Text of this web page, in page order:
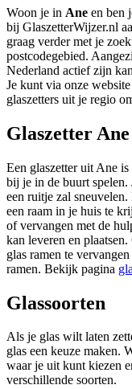
Woon je in Ane en ben
bij GlaszetterWijzer.nl
graag verder met je
postcodegebied.
Nederland actief zijn
Je kunt via onze
glaszetters uit je regio
Glaszetter Ane
Een glaszetter uit Ane
bij je in de buurt spelen.
een ruitje zal
een raam in je huis te
of vervangen met de
kan leveren en
glas ramen te
ramen. Bekijk pagina
Glassoorten
Als je glas wilt laten
glas een keuze maken.
waar je uit kunt kiezen
verschillende soorten.